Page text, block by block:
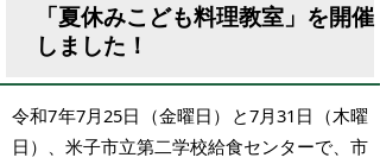
「夏休みこども料理教室」を開催
しました！
令和7年7月25日（金曜日）と7月31日（木曜
日）、米子市立第二学校給食センターで、市